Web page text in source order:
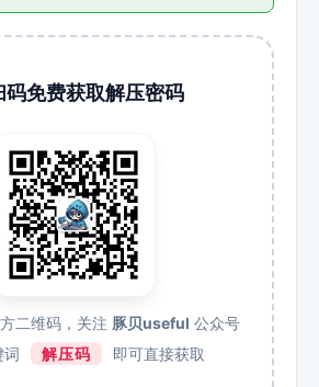
码免费获取解压密码
二维码，关注 豚贝useful 公众号
词
解压码 即可直接获取